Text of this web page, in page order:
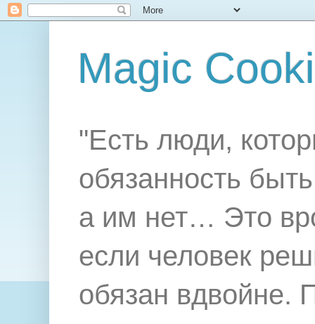
Magic
"Есть люди,
обязанность
а им нет… Это
если человек
обязан вдвойне.